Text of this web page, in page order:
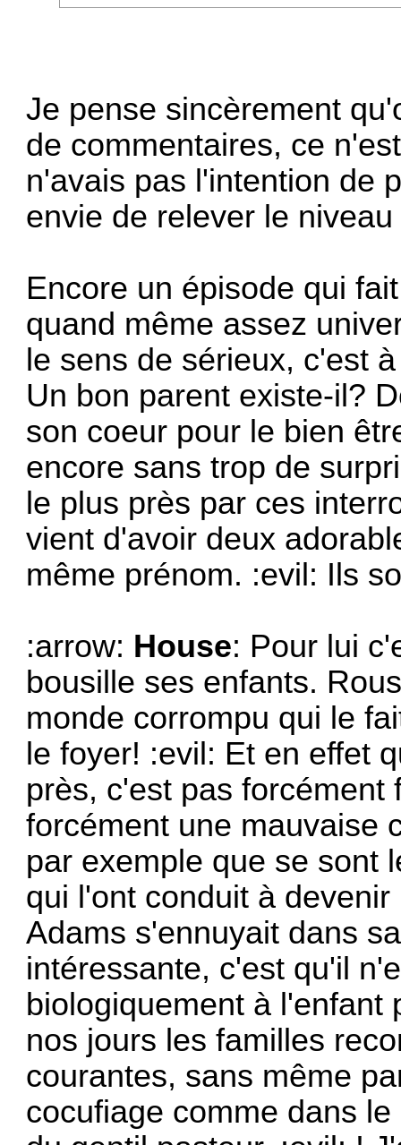
Je pense sincèrement
de commentaires, ce
n'avais pas l'intention de
envie de relever le
Encore un épisode qui
quand même assez
le sens de sérieux, c'est
Un bon parent existe-il?
son coeur pour le bien
encore sans trop de
le plus près par ces
vient d'avoir deux
même prénom. :evil: Ils
:arrow: House: Pour lui
bousille ses enfants.
monde corrompu qui le
le foyer! :evil: Et en effet
près, c'est pas forcément
forcément une mauvaise
par exemple que se sont
qui l'ont conduit à
Adams s'ennuyait dans
intéressante, c'est qu'il
biologiquement à l'enfant
nos jours les familles
courantes, sans même
cocufiage comme dans